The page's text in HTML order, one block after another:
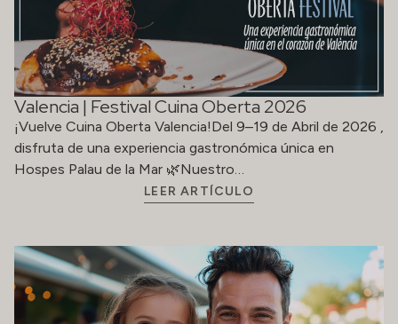
Valencia | Festival Cuina Oberta 2026
¡Vuelve Cuina Oberta Valencia!Del 9–19 de Abril de 2026 ,
disfruta de una experiencia gastronómica única en
Hospes Palau de la Mar 🌿Nuestro…
LEER ARTÍCULO